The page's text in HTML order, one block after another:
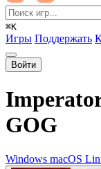
⌘K
Игры Поддержать
Войти
GOG
Windows macOS